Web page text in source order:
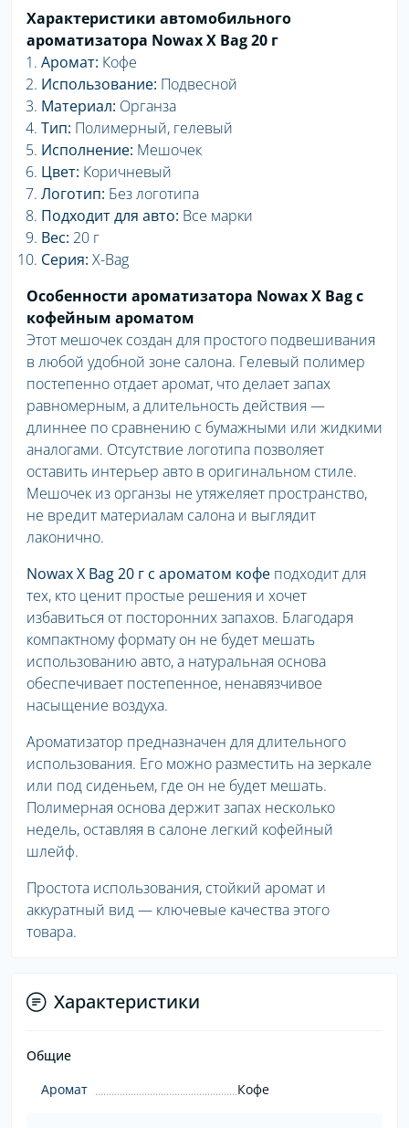
Характеристики автомобильного
ароматизатора Nowax X Bag 20 г
Аромат: Кофе
Использование: Подвесной
Материал: Органза
Тип: Полимерный, гелевый
Исполнение: Мешочек
Цвет: Коричневый
Логотип: Без логотипа
Подходит для авто: Все марки
Вес: 20 г
Серия: X-Bag
Особенности ароматизатора Nowax X Bag с
кофейным ароматом
Этот мешочек создан для простого подвешивания
в любой удобной зоне салона. Гелевый полимер
постепенно отдает аромат, что делает запах
равномерным, а длительность действия —
длиннее по сравнению с бумажными или жидкими
аналогами. Отсутствие логотипа позволяет
оставить интерьер авто в оригинальном стиле.
Мешочек из органзы не утяжеляет пространство,
не вредит материалам салона и выглядит
лаконично.
Nowax X Bag 20 г с ароматом кофе подходит для
тех, кто ценит простые решения и хочет
избавиться от посторонних запахов. Благодаря
компактному формату он не будет мешать
использованию авто, а натуральная основа
обеспечивает постепенное, ненавязчивое
насыщение воздуха.
Ароматизатор предназначен для длительного
использования. Его можно разместить на зеркале
или под сиденьем, где он не будет мешать.
Полимерная основа держит запах несколько
недель, оставляя в салоне легкий кофейный
шлейф.
Простота использования, стойкий аромат и
аккуратный вид — ключевые качества этого
товара.
Характеристики
Общие
Аромат
Кофе